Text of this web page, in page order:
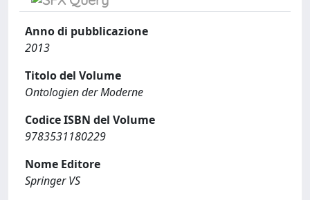
Anno di pubblicazione
2013
Titolo del Volume
Ontologien der Moderne
Codice ISBN del Volume
9783531180229
Nome Editore
Springer VS